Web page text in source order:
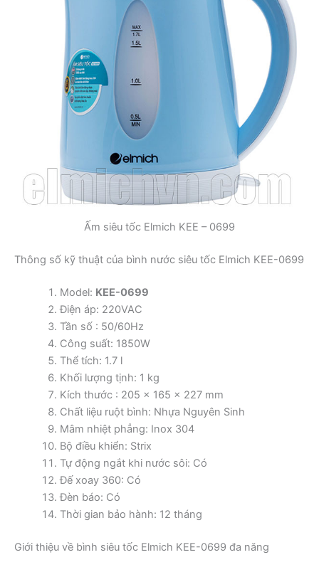
Ấm siêu tốc Elmich KEE – 0699
Thông số kỹ thuật của bình nước siêu tốc Elmich KEE-0699
Model: KEE-0699
Điện áp: 220VAC
Tần số : 50/60Hz
Công suất: 1850W
Thể tích: 1.7 l
Khối lượng tịnh: 1 kg
Kích thước : 205 x 165 x 227 mm
Chất liệu ruột bình: Nhựa Nguyên Sinh
Mâm nhiệt phẳng: Inox 304
Bộ điều khiển: Strix
Tự động ngắt khi nước sôi: Có
Đế xoay 360: Có
Đèn báo: Có
Thời gian bảo hành: 12 tháng
Giới thiệu về bình siêu tốc Elmich KEE-0699 đa năng